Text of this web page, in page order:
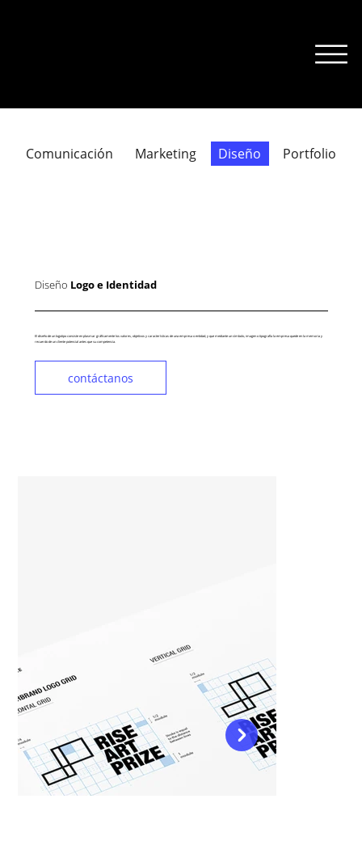
Comunicación Marketing Diseño Portfolio
Diseño Logo e Identidad
El diseño de un logotipo consiste en plasmar gráficamente los valores, objetivos y características de una empresa o entidad, y que mediante un símbolo, imagen o tipografía la empresa quede en la memoria y
recuerdo de un cliente potencial antes que su competencia.
contáctanos